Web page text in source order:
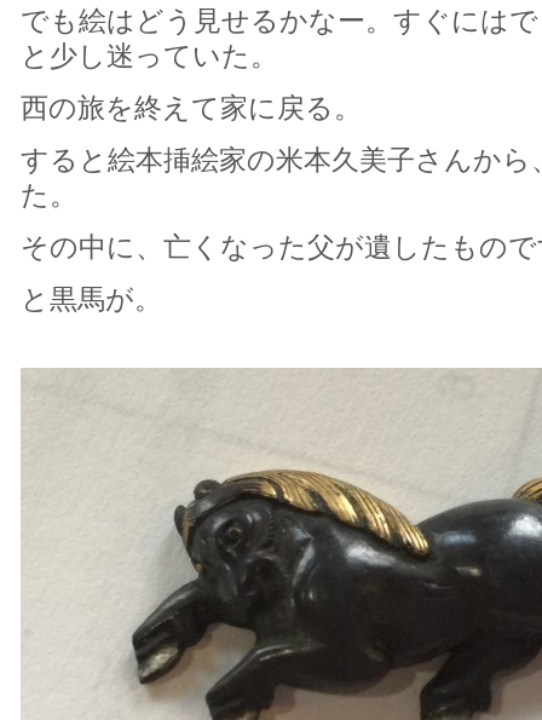
でも絵はどう見せるかなー。すぐには
と少し迷っていた。
西の旅を終えて家に戻る。
すると絵本挿絵家の米本久美子さんか
た。
その中に、亡くなった父が遺したもの
と黒馬が。